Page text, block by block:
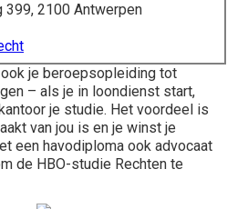
2100 Antwerpen
je beroepsopleiding tot
– als je in loondienst start,
je studie. Het voordeel is
van jou is en je winst je
een havodiploma ook advocaat
de HBO-studie Rechten te